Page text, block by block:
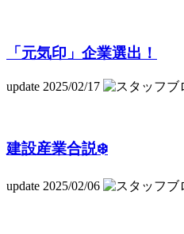
「元気印」企業選出！
update 2025/02/17
建設産業合説❄️
update 2025/02/06